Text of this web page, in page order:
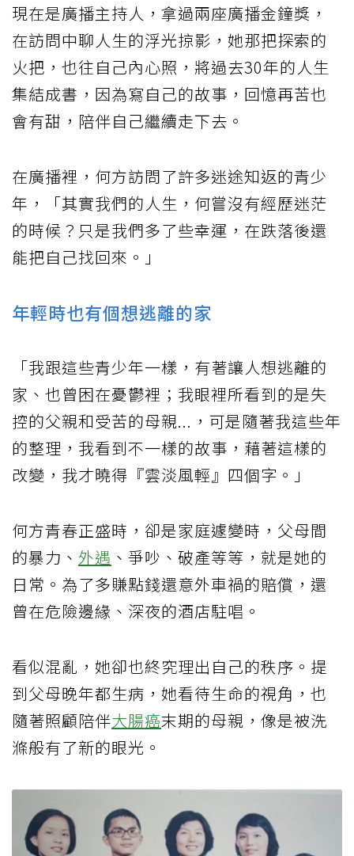
現在是廣播主持人，拿過兩座廣播金鐘獎，
在訪問中聊人生的浮光掠影，她那把探索的
火把，也往自己內心照，將過去30年的人生
集結成書，因為寫自己的故事，回憶再苦也
會有甜，陪伴自己繼續走下去。
在廣播裡，何方訪問了許多迷途知返的青少
年，「其實我們的人生，何嘗沒有經歷迷茫
的時候？只是我們多了些幸運，在跌落後還
能把自己找回來。」
年輕時也有個想逃離的家
「我跟這些青少年一樣，有著讓人想逃離的
家、也曾困在憂鬱裡；我眼裡所看到的是失
控的父親和受苦的母親...，可是隨著我這些年
的整理，我看到不一樣的故事，藉著這樣的
改變，我才曉得『雲淡風輕』四個字。」
何方青春正盛時，卻是家庭遽變時，父母間
的暴力、 外遇 、爭吵、破產等等，就是她的
日常。為了多賺點錢還意外車禍的賠償，還
曾在危險邊緣、深夜的酒店駐唱。
看似混亂，她卻也終究理出自己的秩序。提
到父母晚年都生病，她看待生命的視角，也
隨著照顧陪伴大腸癌末期的母親，像是被洗
滌般有了新的眼光。